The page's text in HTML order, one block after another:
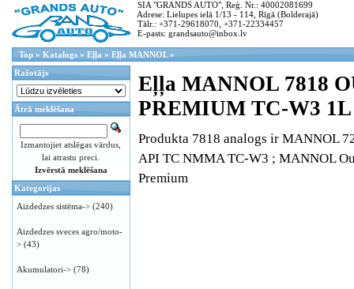
SIA "GRANDS AUTO", Reģ. Nr.: 40002081699
Adrese: Lielupes ielā 1/13 - 114, Rīgā (Bolderajā)
Tālr.: +371-29618070, +371-22334457
E-pasts: grandsauto@inbox.lv
Top » Katalogs » Eļļa » Eļļa MANNOL»
Eļļa MANNOL 7818
PREMIUM TC-W3 1L
Produkta 7818 analogs ir MANNOL
API TC NMMA TC-W3 ; MANNOL
Premium
Ražotājs
Ātrā meklēšana
Izmantojiet atslēgas vārdus,
lai atrastu preci.
Izvērstā meklēšana
Kategorijas
Aizdedzes sistēma-> (240)
Aizdedzes sveces agro/moto-
> (43)
Akumulatori-> (78)